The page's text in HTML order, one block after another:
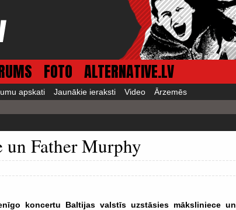
FOTO ALTERNATIVE.LV
apskati Jaunākie ieraksti Video Ārzemēs
un Father Murphy
koncertu Baltijas valstīs uzstāsies māksliniece un